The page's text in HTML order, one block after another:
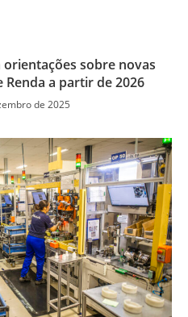
orientações sobre novas
a partir de 2026
de 2025